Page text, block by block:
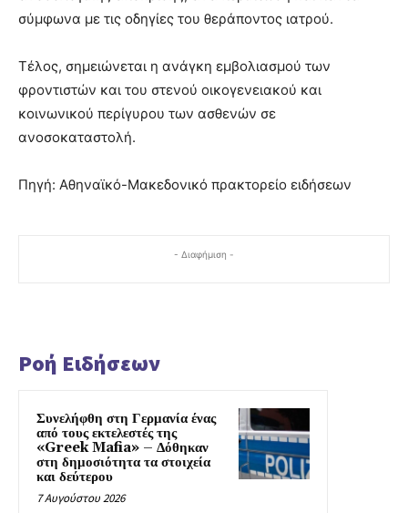
σύμφωνα με τις οδηγίες του θεράποντος ιατρού.
Τέλος, σημειώνεται η ανάγκη εμβολιασμού των
φροντιστών και του στενού οικογενειακού και
κοινωνικού περίγυρου των ασθενών σε
ανοσοκαταστολή.
Πηγή: Αθηναϊκό-Μακεδονικό πρακτορείο ειδήσεων
- Διαφήμιση -
Ροή Ειδήσεων
Συνελήφθη στη Γερμανία ένας
από τους εκτελεστές της
«Greek Mafia» – Δόθηκαν
στη δημοσιότητα τα στοιχεία
και δεύτερου
7 Αυγούστου 2026